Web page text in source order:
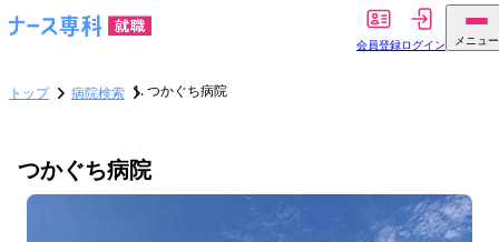
会員登録ログイン メニュー
トップ 病院検索 つかぐち病院
つかぐち病院